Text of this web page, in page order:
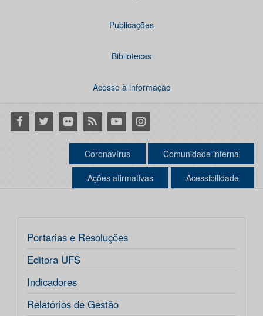
Publicações
Bibliotecas
Acesso à informação
Facebook
Twitter Flickr RSS YoutubeInstagram
Coronavírus Comunidade interna
Ações afirmativas Acessibilidade
Portarias e Resoluções
Editora UFS
Indicadores
Relatórios de Gestão